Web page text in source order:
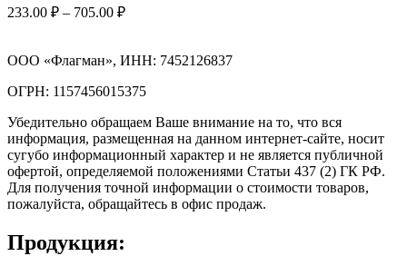
233.00 ₽ – 705.00 ₽
ООО «Флагман», ИНН: 7452126837
ОГРН: 1157456015375
Убедительно обращаем Ваше внимание на то, что вся
информация, размещенная на данном интернет-сайте, носит
сугубо информационный характер и не является публичной
офертой, определяемой положениями Статьи 437 (2) ГК РФ.
Для получения точной информации о стоимости товаров,
пожалуйста, обращайтесь в офис продаж.
Продукция: